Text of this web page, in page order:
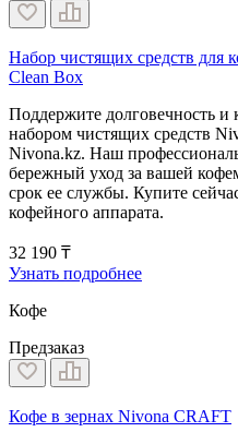
Набор чистящих средств для
Clean Box
Поддержите долговечность
набором чистящих средств
Nivona.kz. Наш
бережный уход за вашей
срок ее службы. Купите
кофейного аппарата.
32 190 ₸
Узнать подробнее
Кофе
Предзаказ
Кофе в зернах Nivona CRAFT